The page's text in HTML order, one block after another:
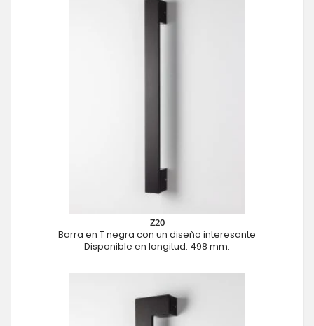
Z20
Barra en T negra con un diseño interesante
Disponible en longitud: 498 mm.